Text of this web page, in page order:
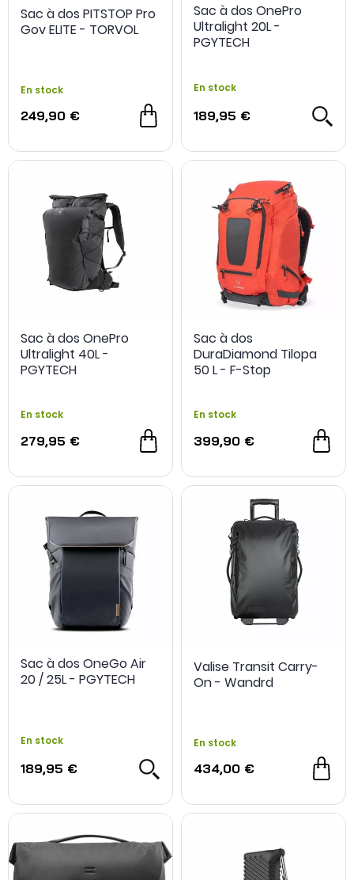
Sac à dos PITSTOP Pro
Gov ELITE - TORVOL
En stock
249,90 €
Sac à dos OnePro
Ultralight 20L -
PGYTECH
En stock
189,95 €
Sac à dos OnePro
Ultralight 40L -
PGYTECH
En stock
279,95 €
Sac à dos
DuraDiamond Tilopa
50 L - F-Stop
En stock
399,90 €
Sac à dos OneGo Air
20 / 25L - PGYTECH
En stock
189,95 €
Valise Transit Carry-
On - Wandrd
En stock
434,00 €